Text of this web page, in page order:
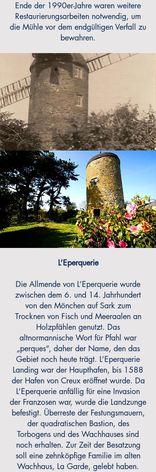
Ende der 1990er-Jahre waren weitere
Restaurierungsarbeiten notwendig, um
die Mühle vor dem endgültigen Verfall zu
bewahren.
L’Eperquerie
Die Allmende von L’Eperquerie wurde
zwischen dem 6. und 14. Jahrhundert
von den Mönchen auf Sark zum
Trocknen von Fisch und Meeraalen an
Holzpfählen genutzt. Das
altnormannische Wort für Pfahl war
„perques“, daher der Name, den das
Gebiet noch heute trägt. L’Eperquerie
Landing war der Haupthafen, bis 1588
der Hafen von Creux eröffnet wurde. Da
L’Eperquerie anfällig für eine Invasion
der Franzosen war, wurde die Landzunge
befestigt. Überreste der Festungsmauern,
der quadratischen Bastion, des
Torbogens und des Wachhauses sind
noch erhalten. Zur Zeit der Besatzung
soll eine zehnköpfige Familie im alten
Wachhaus, La Garde, gelebt haben.